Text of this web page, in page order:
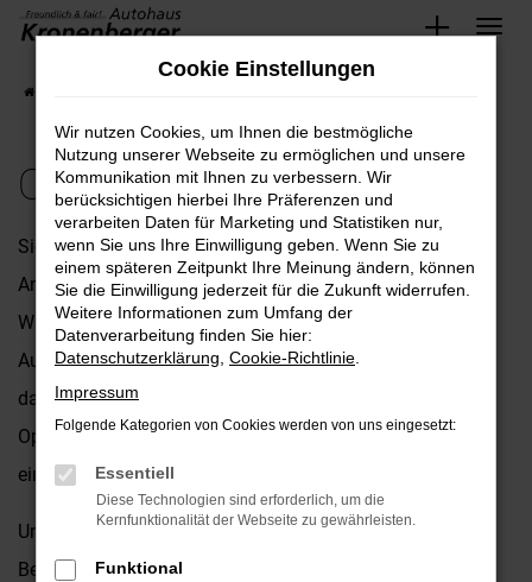
Zum
Opel Mokka kaufen
Sie suchen nach dem perfekten Fahrzeug, das Ihren
Ansprüchen gerecht wird? Dann ist der Mokka die ideale
Wahl für Sie! Herzlich willkommen bei Ihrem Opel
Autohaus, Autohaus Kronenberger GmbH. Wir sind stolz
darauf, Ihnen nicht nur eine beeindruckende Auswahl an
Opel-Fahrzeugen präsentieren zu können, sondern auch
einen Service, der seinesgleichen sucht.
Unser engagiertes Team steht Ihnen mit umfassender
Beratung zur Seite, um sicherzustellen, dass Sie das
Cookie Einstellungen
Wir nutzen Cookies, um Ihnen die bestmögliche
Nutzung unserer Webseite zu ermöglichen und unsere
Kommunikation mit Ihnen zu verbessern. Wir
berücksichtigen hierbei Ihre Präferenzen und
verarbeiten Daten für Marketing und Statistiken nur,
wenn Sie uns Ihre Einwilligung geben. Wenn Sie zu
einem späteren Zeitpunkt Ihre Meinung ändern, können
Sie die Einwilligung jederzeit für die Zukunft widerrufen.
Weitere Informationen zum Umfang der
Datenverarbeitung finden Sie hier:
Datenschutzerklärung Cookie-Richtlinie
Impressum
Folgende Kategorien von Cookies werden von uns eingesetzt:
Essentiell
Diese Technologien sind erforderlich, um die
Kernfunktionalität der Webseite zu gewährleisten.
Funktional